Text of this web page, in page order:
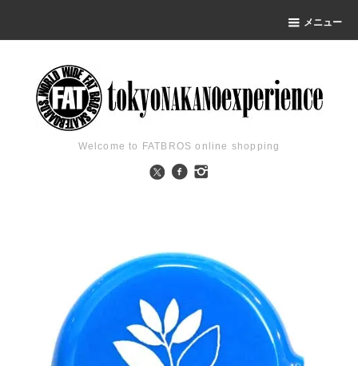
メニュー
Welcome to FATBROS online shopping